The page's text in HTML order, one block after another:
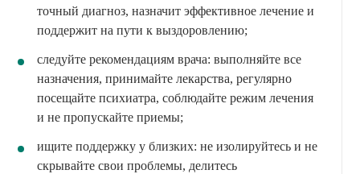
точный диагноз, назначит эффективное лечение и
поддержит на пути к выздоровлению;
следуйте рекомендациям врача: выполняйте все
назначения, принимайте лекарства, регулярно
посещайте психиатра, соблюдайте режим лечения
и не пропускайте приемы;
ищите поддержку у близких: не изолируйтесь и не
скрывайте свои проблемы, делитесь